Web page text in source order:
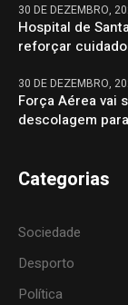
30 DE DEZEMBRO,
Hospital de
reforçar
30 DE DEZEMBRO,
Força Aérea vai
descolagem
Categorias
Sociedade
Desporto
Política